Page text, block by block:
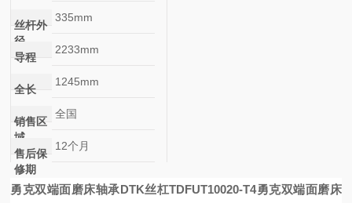
丝杆外
径
335mm
导程
2233mm
全长
1245mm
销售区
域
全国
售后保
修期
12个月
勇克双端面磨床轴承DTK丝杠TDFUT10020-T4勇克双端面磨床